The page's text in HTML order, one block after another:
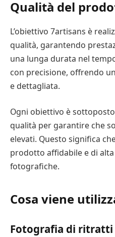
Qualità del
L’obiettivo 7artisans è
qualità, garantendo
una lunga durata nel
con precisione, offrendo
e dettagliata.
Ogni obiettivo è
qualità per garantire che
elevati. Questo significa
prodotto affidabile e di
fotografiche.
Cosa viene
Fotografia di ritratti